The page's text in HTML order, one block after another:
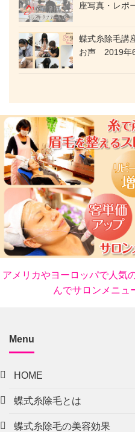
座写真・レポ
蝶式糸除毛講
お声 2019年
アメリカやヨーロッパで人気
んでサロンメニュ
Menu
HOME
蝶式糸除毛とは
蝶式糸除毛の美容効果